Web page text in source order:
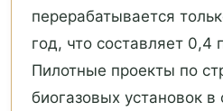
перерабатывается
год, что составляет 0,4
Пилотные проекты по
биогазовых установок